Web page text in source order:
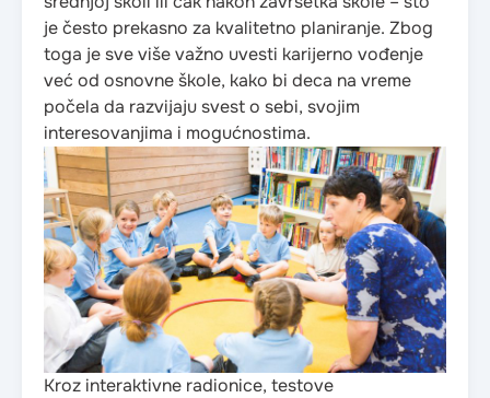
je često prekasno za kvalitetno planiranje. Zbog
toga je sve više važno uvesti karijerno vođenje
već od osnovne škole, kako bi deca na vreme
počela da razvijaju svest o sebi, svojim
interesovanjima i mogućnostima.
Kroz interaktivne radionice, testove